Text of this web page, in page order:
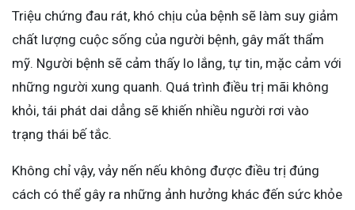
Triệu chứng đau rát, khó chịu của bệnh sẽ làm suy giảm
chất lượng cuộc sống của người bệnh, gây mất thẩm
mỹ. Người bệnh sẽ cảm thấy lo lắng, tự tin, mặc cảm với
những người xung quanh. Quá trình điều trị mãi không
khỏi, tái phát dai dẳng sẽ khiến nhiều người rơi vào
trạng thái bế tắc.
Không chỉ vậy, vảy nến nếu không được điều trị đúng
cách có thể gây ra những ảnh hưởng khác đến sức khỏe